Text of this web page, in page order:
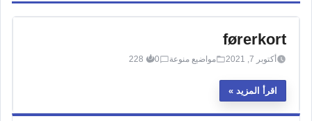
førerkort
أكتوبر 7, 2021 مواضيع منوعة 0
228
اقرأ المزيد